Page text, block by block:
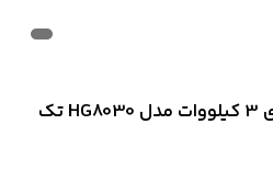
موتور برق بنزینی هیوندای 3 کیلووات مدل HG8030 تک